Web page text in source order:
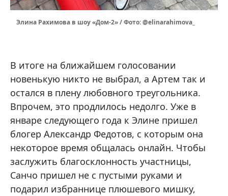
Элина Рахимова в шоу «Дом-2» / Фото: @elinarahimova_
В итоге на ближайшем голосовании
новенькую никто не выбрал, а Артем так и
остался в плену любовного треугольника.
Впрочем, это продлилось недолго. Уже в
январе следующего года к Элине пришел
блогер Александр Федотов, с которым она
некоторое время общалась онлайн. Чтобы
заслужить благосклонность участницы,
Санчо пришел не с пустыми руками и
подарил избраннице плюшевого мишку,